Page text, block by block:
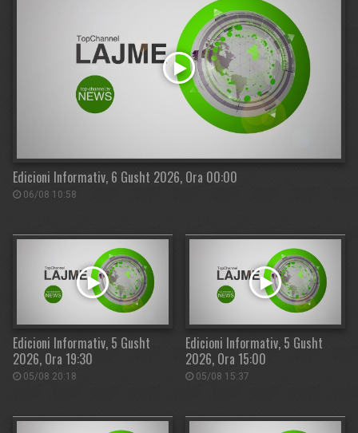
Edicioni Informativ, 6 Gusht 2026, Ora 00:00
06/08 10:58
Edicioni Informativ, 5 Gusht
2026, Ora 19:30
05/08 20:18
Edicioni Informativ, 5 Gusht
2026, Ora 15:00
05/08 15:37